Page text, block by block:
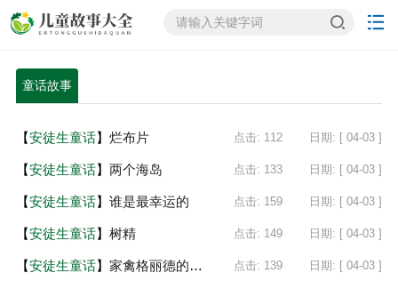
童话故事
【安徒生童话】 日期: [ 04-03 ]
点击: 112
烂布片
【安徒生童话】 日期: [ 04-03 ]
点击: 133
两个海岛
【安徒生童话】 日期: [ 04-03 ]
点击: 159
谁是最幸运的
【安徒生童话】 日期: [ 04-03 ]
点击: 149
树精
【安徒生童话】 日期: [ 04-03 ]
点击: 139
家禽格丽德的一家